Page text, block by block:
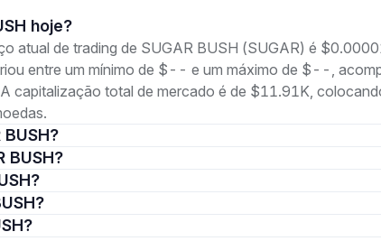
hoje?
atual de trading de SUGAR BUSH (SUGAR) é
entre um mínimo de $-- e um máximo de $--,
capitalização total de mercado é de $11.91K,
BUSH?
BUSH?